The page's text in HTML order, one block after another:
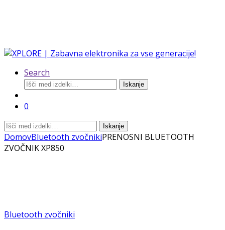
Search
Išči:
Iskanje
0
Išči:
Iskanje
DomovBluetooth zvočnikiPRENOSNI BLUETOOTH
ZVOČNIK XP850
Bluetooth zvočniki